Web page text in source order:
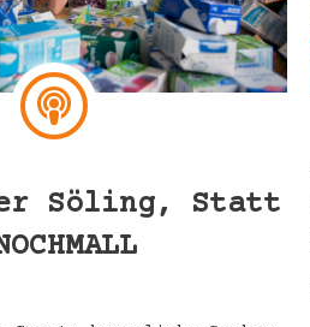
Söling, Statt